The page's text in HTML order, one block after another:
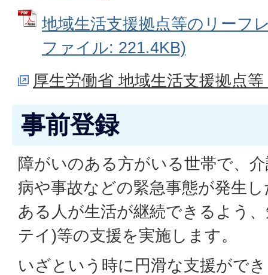
地域生活支援拠点等のリーフ
ファイル: 221.4KB)
厚生労働省 地域生活支援拠点
事前登録
障がいのある方がいる世帯で、
病や事故などの緊急事態が発生
ある人が生活が継続できるよう
テイ)等の支援を実施します。
いざという時に円滑な支援がで